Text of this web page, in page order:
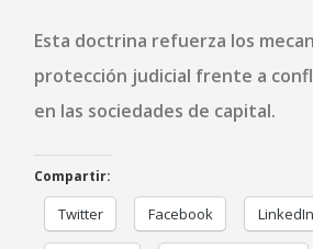
Esta doctrina refuerza los
protección judicial frente a
en las sociedades de capital.
Compartir:
Twitter Facebook LinkedIn